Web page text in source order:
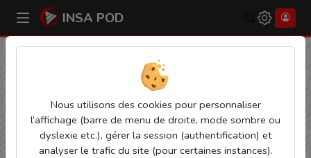
INSA POD Rechercher
Video_Energy_Part1.Mp4
INSA Pod
Nous utilisons des cookies pour personnaliser
l’affichage (barre de menu de droite, mode sombre ou
dyslexie etc.), gérer la session (authentification) et
analyser le trafic du site (pour certaines instances).